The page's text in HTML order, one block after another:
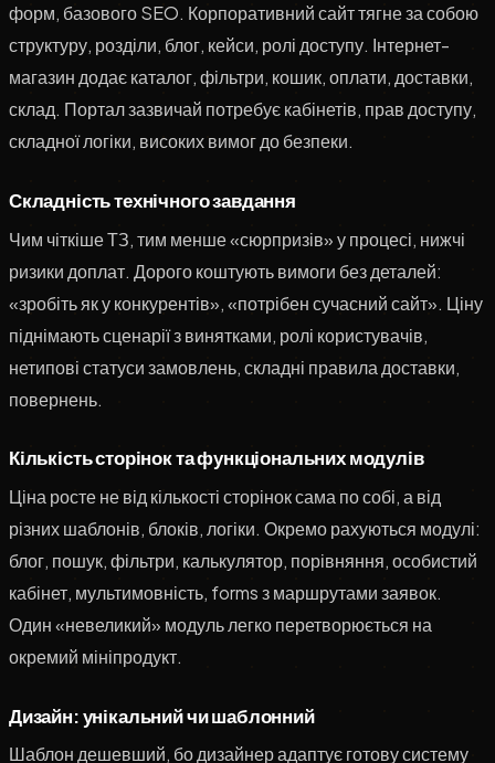
форм, базового SEO. Корпоративний сайт тягне за собою
структуру, розділи, блог, кейси, ролі доступу. Інтернет-
магазин додає каталог, фільтри, кошик, оплати, доставки,
склад. Портал зазвичай потребує кабінетів, прав доступу,
складної логіки, високих вимог до безпеки.
Складність технічного завдання
Чим чіткіше ТЗ, тим менше «сюрпризів» у процесі, нижчі
ризики доплат. Дорого коштують вимоги без деталей:
«зробіть як у конкурентів», «потрібен сучасний сайт». Ціну
піднімають сценарії з винятками, ролі користувачів,
нетипові статуси замовлень, складні правила доставки,
повернень.
Кількість сторінок та функціональних модулів
Ціна росте не від кількості сторінок сама по собі, а від
різних шаблонів, блоків, логіки. Окремо рахуються модулі:
блог, пошук, фільтри, калькулятор, порівняння, особистий
кабінет, мультимовність, forms з маршрутами заявок.
Один «невеликий» модуль легко перетворюється на
окремий мініпродукт.
Дизайн: унікальний чи шаблонний
Шаблон дешевший, бо дизайнер адаптує готову систему